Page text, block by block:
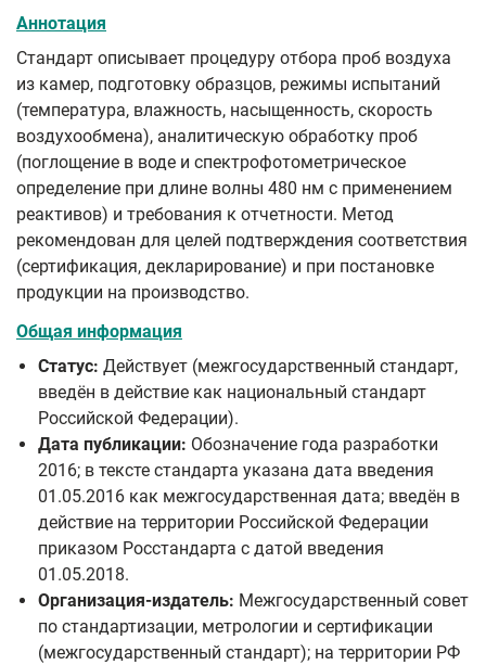
Аннотация
Стандарт описывает процедуру отбора проб воздуха
из камер, подготовку образцов, режимы испытаний
(температура, влажность, насыщенность, скорость
воздухообмена), аналитическую обработку проб
(поглощение в воде и спектрофотометрическое
определение при длине волны 480 нм с применением
реактивов) и требования к отчетности. Метод
рекомендован для целей подтверждения соответствия
(сертификация, декларирование) и при постановке
продукции на производство.
Общая информация
Статус: Действует (межгосударственный стандарт,
введён в действие как национальный стандарт
Российской Федерации).
Дата публикации: Обозначение года разработки
2016; в тексте стандарта указана дата введения
01.05.2016 как межгосударственная дата; введён в
действие на территории Российской Федерации
приказом Росстандарта с датой введения
01.05.2018.
Организация-издатель: Межгосударственный совет
по стандартизации, метрологии и сертификации
(межгосударственный стандарт); на территории РФ